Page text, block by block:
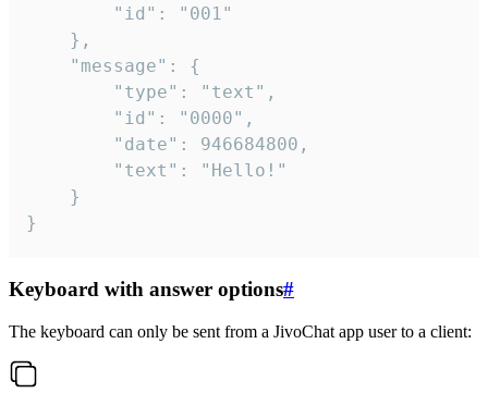
}
Keyboard with answer options#
The keyboard can only be sent from a JivoChat app user to a client: